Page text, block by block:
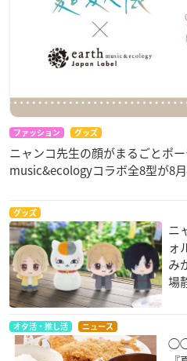
ファッション グッズ
ニャンコ先生の顔がまるごとポ
music&ecologyコラボ全8型が8
グッズ
ニ
ォ
み
場
オタ活・推し活 ニュース
◯◯